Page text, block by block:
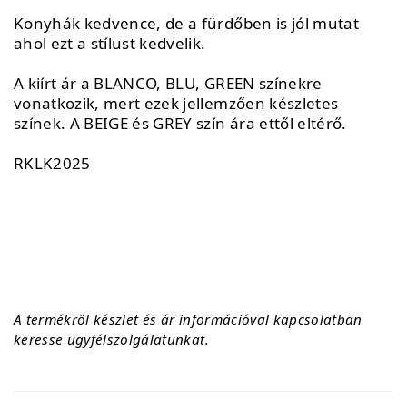
Konyhák kedvence, de a fürdőben is jól mutat
ahol ezt a stílust kedvelik.
A kiírt ár a BLANCO, BLU, GREEN színekre
vonatkozik, mert ezek jellemzően készletes
színek. A BEIGE és GREY szín ára ettől eltérő.
RKLK2025
A termékről készlet és ár információval kapcsolatban
keresse ügyfélszolgálatunkat.